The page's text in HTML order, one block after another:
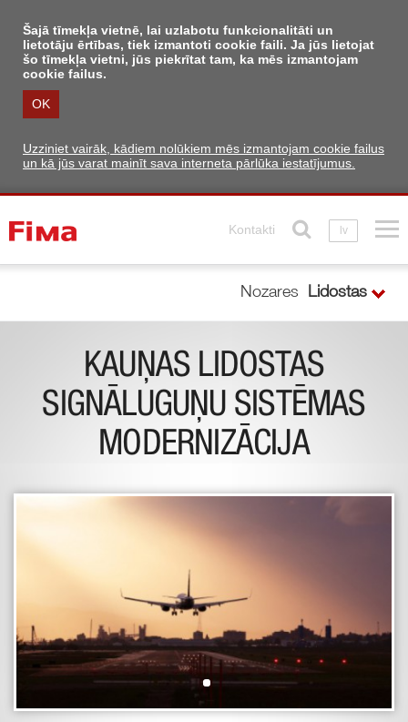
Šajā tīmekļa vietnē, lai uzlabotu funkcionalitāti un
lietotāju ērtības, tiek izmantoti cookie faili. Ja jūs lietojat
šo tīmekļa vietni, jūs piekrītat tam, ka mēs izmantojam
cookie failus.
OK
Uzziniet vairāk, kādiem nolūkiem mēs izmantojam cookie failus
un kā jūs varat mainīt sava interneta pārlūka iestatījumus.
Kontakti lv
Nozares Lidostas
KAUŅAS LIDOSTAS
SIGNĀLUGUŅU SISTĒMAS
MODERNIZĀCIJA